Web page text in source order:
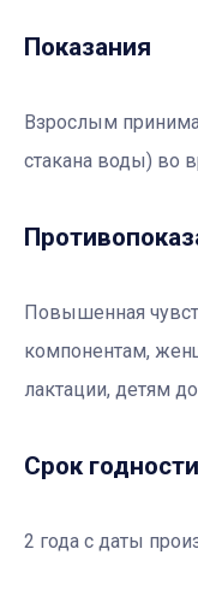
Показания
Взрослым
стакана воды) во
Повышенная
компонентам,
лактации, детям
Срок годности
2 года с даты